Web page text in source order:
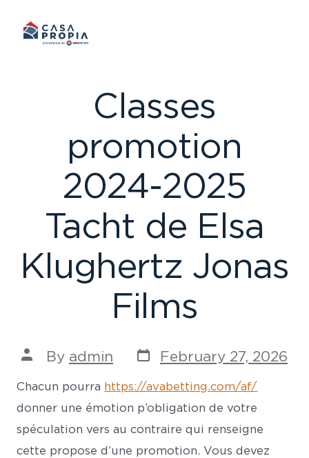
Classes
promotion
2024-2025
Tacht de Elsa
Klughertz Jonas
Films
Post
author
By admin
Post
date
February 27, 2026
Chacun pourra https://avabetting.com/af/
donner une émotion p’obligation de votre
spéculation vers au contraire qui renseigne
cette propose d’une promotion. Vous devez